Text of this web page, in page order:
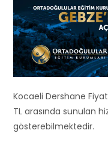
Kocaeli Dershane
TL arasında sunulan
gösterebilmektedir.